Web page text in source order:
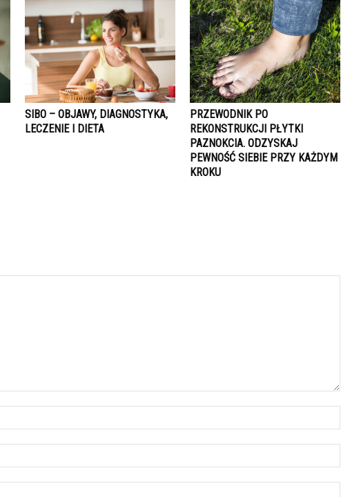
SIBO – OBJAWY, DIAGNOSTYKA,
LECZENIE I DIETA
PRZEWODNIK PO
REKONSTRUKCJI PŁYTKI
PAZNOKCIA. ODZYSKAJ
PEWNOŚĆ SIEBIE PRZY KAŻDYM
KROKU